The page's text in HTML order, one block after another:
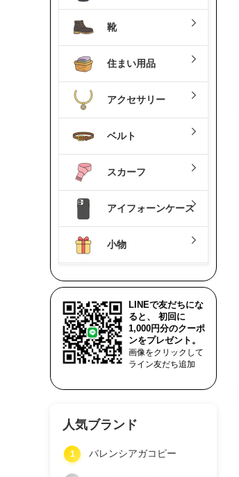
靴
住まい用品
アクセサリー
ベルト
スカーフ
アイフォーンケース
小物
LINEで友だちにな
ると、 初回に
1,000円分のクーポ
ンをプレゼント。
画像をクリックして
ライン友だち追加
人気ブランド
1 バレンシアガコピー